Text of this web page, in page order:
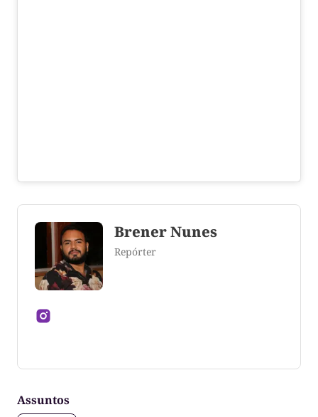
Brener Nunes
Repórter
Tocantins
Assuntos